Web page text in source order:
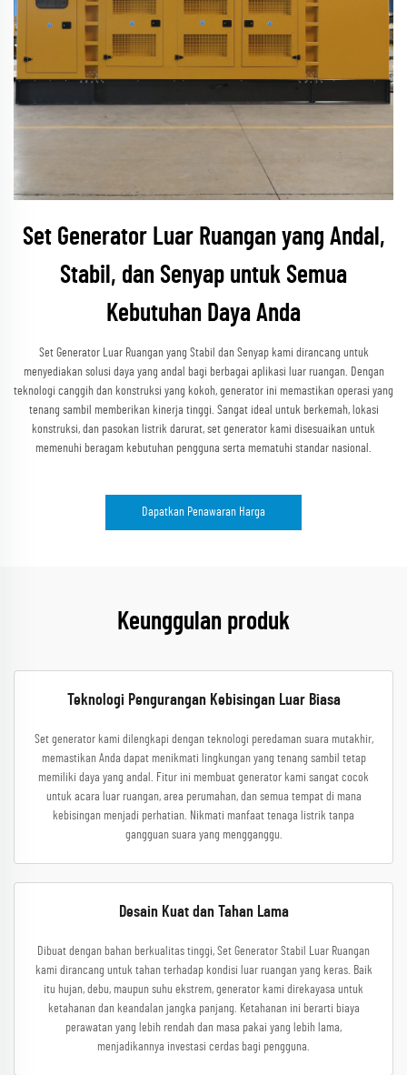
Set Generator Luar Ruangan yang Andal,
Stabil, dan Senyap untuk Semua
Kebutuhan Daya Anda
Set Generator Luar Ruangan yang Stabil dan Senyap kami dirancang untuk
menyediakan solusi daya yang andal bagi berbagai aplikasi luar ruangan. Dengan
teknologi canggih dan konstruksi yang kokoh, generator ini memastikan operasi yang
tenang sambil memberikan kinerja tinggi. Sangat ideal untuk berkemah, lokasi
konstruksi, dan pasokan listrik darurat, set generator kami disesuaikan untuk
memenuhi beragam kebutuhan pengguna serta mematuhi standar nasional.
Dapatkan Penawaran Harga
Keunggulan produk
Teknologi Pengurangan Kebisingan Luar Biasa
Set generator kami dilengkapi dengan teknologi peredaman suara mutakhir,
memastikan Anda dapat menikmati lingkungan yang tenang sambil tetap
memiliki daya yang andal. Fitur ini membuat generator kami sangat cocok
untuk acara luar ruangan, area perumahan, dan semua tempat di mana
kebisingan menjadi perhatian. Nikmati manfaat tenaga listrik tanpa
gangguan suara yang mengganggu.
Desain Kuat dan Tahan Lama
Dibuat dengan bahan berkualitas tinggi, Set Generator Stabil Luar Ruangan
kami dirancang untuk tahan terhadap kondisi luar ruangan yang keras. Baik
itu hujan, debu, maupun suhu ekstrem, generator kami direkayasa untuk
ketahanan dan keandalan jangka panjang. Ketahanan ini berarti biaya
perawatan yang lebih rendah dan masa pakai yang lebih lama,
menjadikannya investasi cerdas bagi pengguna.